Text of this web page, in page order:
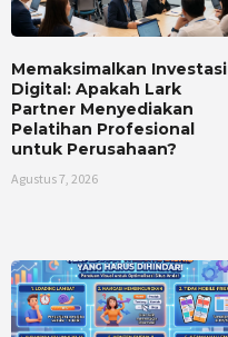
Memaksimalkan Investasi
Digital: Apakah Lark
Partner Menyediakan
Pelatihan Profesional
untuk Perusahaan?
Agustus 7, 2026